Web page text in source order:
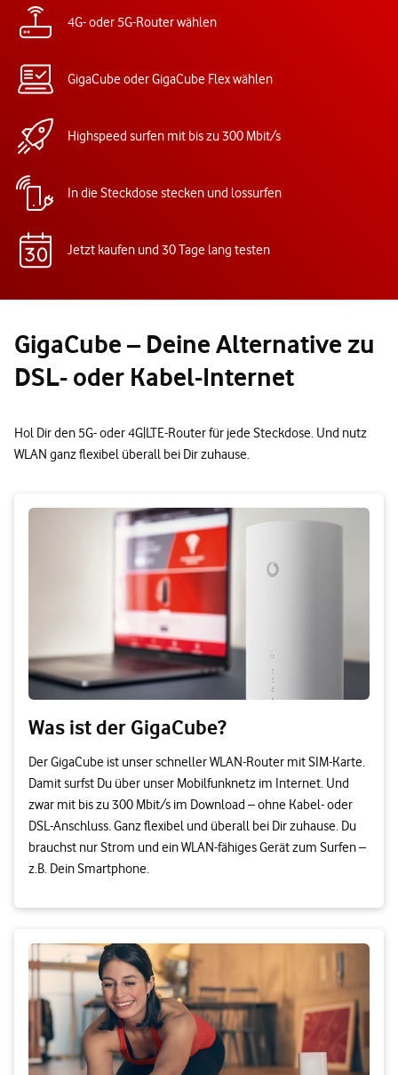
4G- oder 5G-Router wählen
GigaCube oder GigaCube Flex wählen
Highspeed surfen mit bis zu 300 Mbit/s
In die Steckdose stecken und lossurfen
Jetzt kaufen und 30 Tage lang testen
GigaCube – Deine Alternative zu
DSL- oder Kabel-Internet
Hol Dir den 5G- oder 4G|LTE-Router für jede Steckdose. Und nutz
WLAN ganz flexibel überall bei Dir zuhause.
Was ist der GigaCube?
Der GigaCube ist unser schneller WLAN-Router mit SIM-Karte.
Damit surfst Du über unser Mobilfunknetz im Internet. Und
zwar mit bis zu 300 Mbit/s im Download – ohne Kabel- oder
DSL-Anschluss. Ganz flexibel und überall bei Dir zuhause. Du
brauchst nur Strom und ein WLAN-fähiges Gerät zum Surfen –
z.B. Dein Smartphone.